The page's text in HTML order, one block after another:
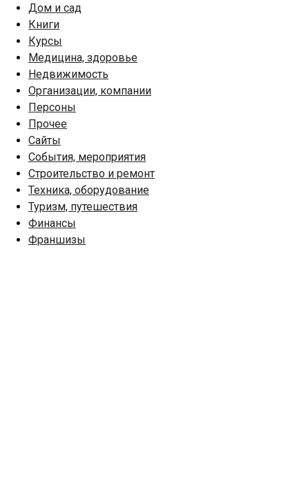
Дом и сад
Книги
Курсы
Медицина, здоровье
Недвижимость
Организации, компании
Персоны
Прочее
Сайты
События, мероприятия
Строительство и ремонт
Техника, оборудование
Туризм, путешествия
Финансы
Франшизы